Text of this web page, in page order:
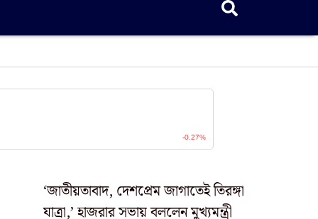
‘জাতীয়তাবাদ, দেশপ্রেম জাগাতেই তিরঙ্গা
যাত্রা,’ হাজরার সভায় বললেন মুখ্যমন্ত্রী